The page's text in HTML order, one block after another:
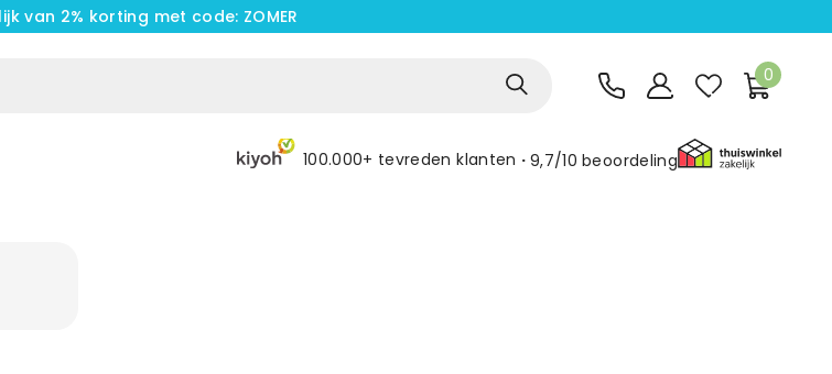
van 2% korting met code: ZOMER
0
100.000+ tevreden klanten 9,7/10 beoordeling